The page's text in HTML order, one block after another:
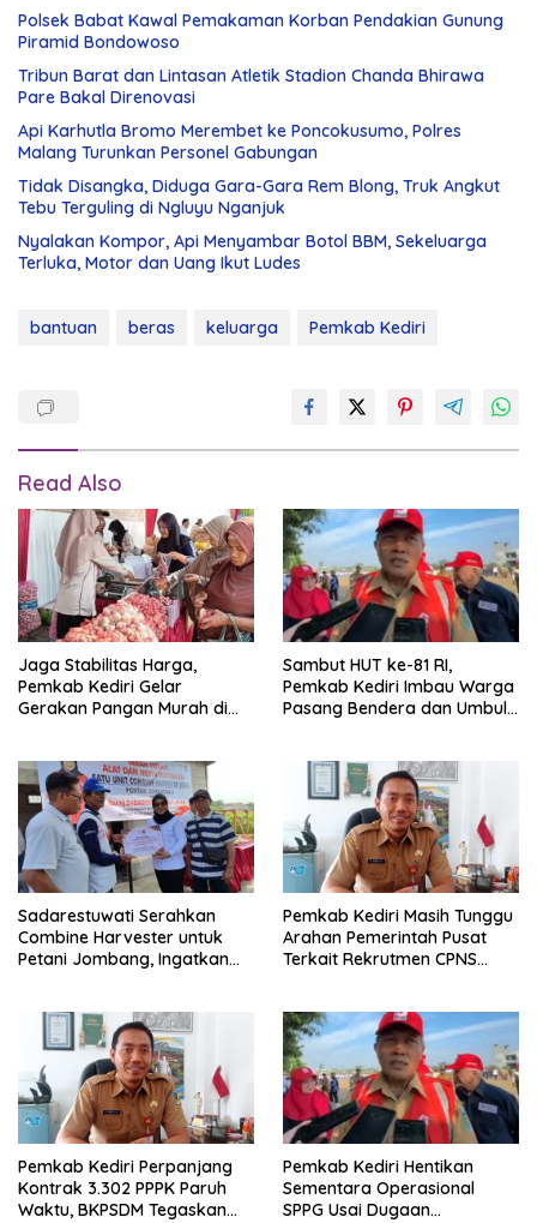
Polsek Babat Kawal Pemakaman Korban Pendakian Gunung
Piramid Bondowoso
Tribun Barat dan Lintasan Atletik Stadion Chanda Bhirawa
Pare Bakal Direnovasi
Api Karhutla Bromo Merembet ke Poncokusumo, Polres
Malang Turunkan Personel Gabungan
Tidak Disangka, Diduga Gara-Gara Rem Blong, Truk Angkut
Tebu Terguling di Ngluyu Nganjuk
Nyalakan Kompor, Api Menyambar Botol BBM, Sekeluarga
Terluka, Motor dan Uang Ikut Ludes
bantuan beras keluarga Pemkab Kediri
Read Also
Jaga Stabilitas Harga,
Pemkab Kediri Gelar
Gerakan Pangan Murah di
Sambut HUT ke-81 RI,
Pemkab Kediri Imbau Warga
Pasang Bendera dan Umbul-
Sadarestuwati Serahkan
Combine Harvester untuk
Petani Jombang, Ingatkan
Pemkab Kediri Masih Tunggu
Arahan Pemerintah Pusat
Terkait Rekrutmen CPNS
Pemkab Kediri Perpanjang
Kontrak 3.302 PPPK Paruh
Waktu, BKPSDM Tegaskan
Pemkab Kediri Hentikan
Sementara Operasional
SPPG Usai Dugaan